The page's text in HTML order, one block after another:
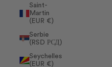
Saint-
Martin
(EUR €)
Serbie
(RSD РСД)
Seychelles
(EUR €)